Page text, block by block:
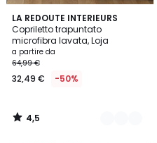
LA REDOUTE INTERIEURS
Copriletto trapuntato
microfibra lavata, Loja
a partire da
64,99 €
32,49 € -50%
4,5
/ 5
5
Colori
4,5
/